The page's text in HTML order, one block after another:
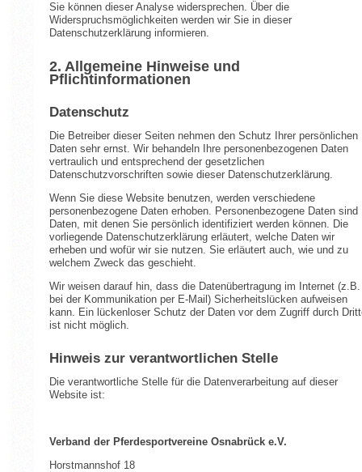
Sie können dieser Analyse widersprechen. Über die
Widerspruchsmöglichkeiten werden wir Sie in dieser
Datenschutzerklärung informieren.
2. Allgemeine Hinweise und
Pflichtinformationen
Datenschutz
Die Betreiber dieser Seiten nehmen den Schutz Ihrer persönlichen
Daten sehr ernst. Wir behandeln Ihre personenbezogenen Daten
vertraulich und entsprechend der gesetzlichen
Datenschutzvorschriften sowie dieser Datenschutzerklärung.
Wenn Sie diese Website benutzen, werden verschiedene
personenbezogene Daten erhoben. Personenbezogene Daten sind
Daten, mit denen Sie persönlich identifiziert werden können. Die
vorliegende Datenschutzerklärung erläutert, welche Daten wir
erheben und wofür wir sie nutzen. Sie erläutert auch, wie und zu
welchem Zweck das geschieht.
Wir weisen darauf hin, dass die Datenübertragung im Internet (z.B.
bei der Kommunikation per E-Mail) Sicherheitslücken aufweisen
kann. Ein lückenloser Schutz der Daten vor dem Zugriff durch
ist nicht möglich.
Hinweis zur verantwortlichen Stelle
Die verantwortliche Stelle für die Datenverarbeitung auf dieser
Website ist:
Verband der Pferdesportvereine Osnabrück e.V.
Horstmannshof 18